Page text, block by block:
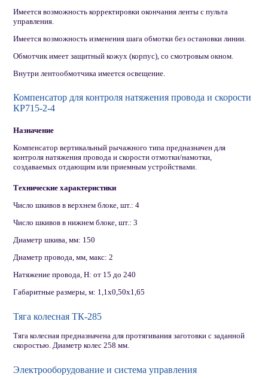
Имеется возможность корректировки окончания ленты с пульта
управления.
Имеется возможность изменения шага обмотки без остановки линии.
Обмотчик имеет защитный кожух (корпус), со смотровым окном.
Внутри лентообмотчика имеется освещение.
Компенсатор для контроля натяжения провода и скорости
КР715-2-4
Назначение
Компенсатор вертикальный рычажного типа предназначен для
контроля натяжения провода и скорости отмотки/намотки,
создаваемых отдающим или приемным устройствами.
Технические характеристики
Число шкивов в верхнем блоке, шт.: 4
Число шкивов в нижнем блоке, шт.: 3
Диаметр шкива, мм: 150
Диаметр провода, мм, макс: 2
Натяжение провода, Н: от 15 до 240
Габаритные размеры, м: 1,1х0,50х1,65
Тяга колесная ТК-285
Тяга колесная предназначена для протягивания заготовки с заданной
скоростью. Диаметр колес 258 мм.
Электрооборудование и система управления